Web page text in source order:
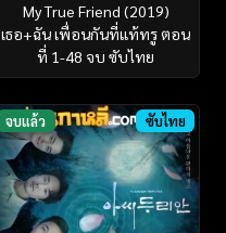
My True Friend (2019)
เธอ+ฉัน เพื่อนกันที่แท้ทรู ตอน
ที่ 1-48 จบ ซับไทย
จบแล้ว ซับไทย